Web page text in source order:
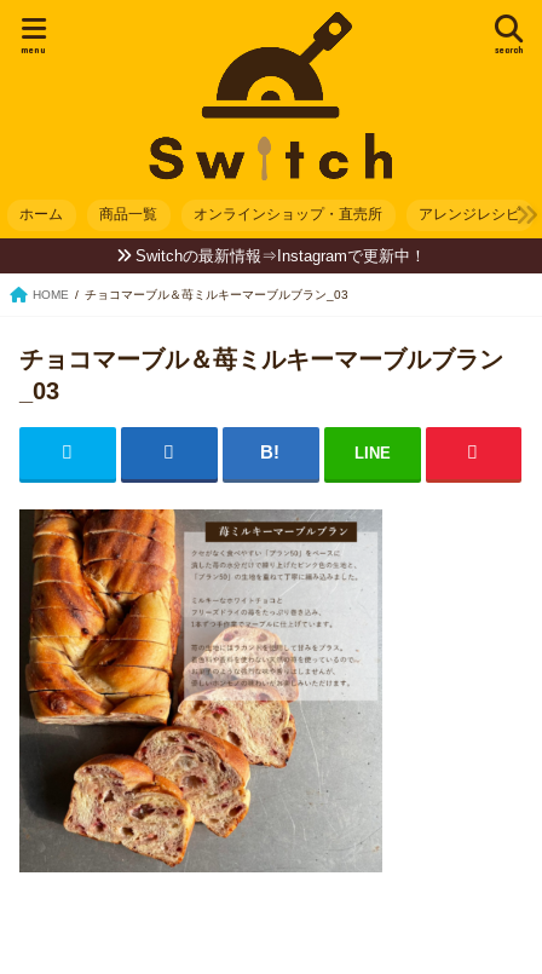
search
menu
ホーム 商品一覧 オンラインショップ・直売所 アレンジレシピ
Switchの最新情報⇒Instagramで更新中！
HOME チョコマーブル＆苺ミルキーマーブルブラン_03
チョコマーブル＆苺ミルキーマーブルブラン
_03
LINE